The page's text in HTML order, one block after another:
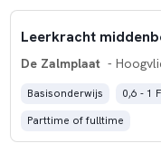
Leerkracht
De Zalmplaat -
Basisonderwijs 0,6 - 1
Parttime of fulltime